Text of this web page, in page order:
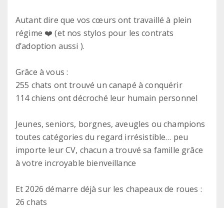
Autant dire que vos cœurs ont travaillé à plein
régime ❤️ (et nos stylos pour les contrats
d’adoption aussi ).
Grâce à vous :
255 chats ont trouvé un canapé à conquérir
114 chiens ont décroché leur humain personnel
Jeunes, seniors, borgnes, aveugles ou champions
toutes catégories du regard irrésistible… peu
importe leur CV, chacun a trouvé sa famille grâce
à votre incroyable bienveillance
Et 2026 démarre déjà sur les chapeaux de roues :
26 chats